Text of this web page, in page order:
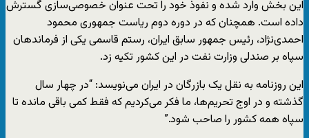
این بخش وارد شده و نفوذ خود را تحت عنوان خصوصی‌سازی گسترش
داده است. همچنان که در دوره دوم ریاست جمهوری محمود
احمدی‌نژاد، رئیس جمهور سابق ایران، رستم قاسمی یکی از فرماندهان
سپاه بر صندلی وزارت نفت در این کشور تکیه زد.
این روزنامه به نقل یک بازرگان در ایران می‌نویسد: “در چهار سال
گذشته و در اوج تحریم‌ها، ما فکر می‌کردیم که فقط کمی باقی مانده تا
سپاه همه کشور را صاحب شود.”